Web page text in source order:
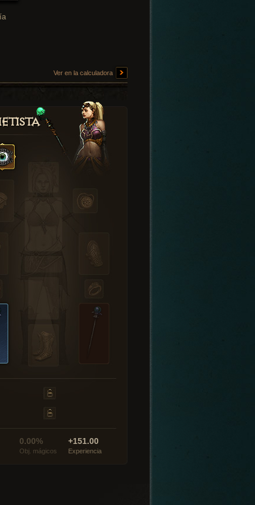
Ver en la calculadora
0.00%
Obj. mágicos
+151.00
Experiencia